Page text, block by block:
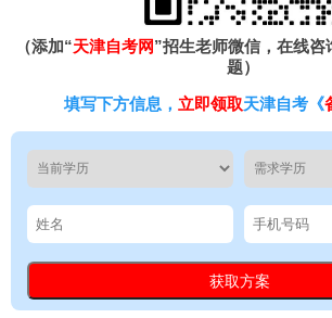
（添加“天津自考网”招生老师微信，在线咨
题）
填写下方信息， 立即领取天津自考《